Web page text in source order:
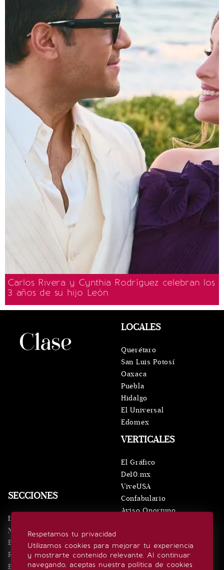
Carlos Rivera y Cynthia Rodríguez celebran los
3 años de su hijo León
Respetamos tu privacidad
Utilizamos cookies para mejorar tu experiencia
y mostrarte contenido relevante. Al continuar
navegando, aceptas nuestra política de cookies
SECCIONES
Inicio
Noticias
Eventos
Realeza
Estilo de vida
VERTICALES
El Gráfico
De10.mx
ViveUSA
Confabulario
Aviso Oportuno
LOCALES
Querétaro
San Luis Potosí
Oaxaca
Puebla
Hidalgo
El Universal
Edomex
SÍGUENOS